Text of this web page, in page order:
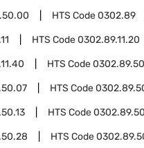
HTS Code0302.89
HTS Code0302.89.11.20
HTS Code0302.89.50
HTS Code
HTS Code
HTS Code